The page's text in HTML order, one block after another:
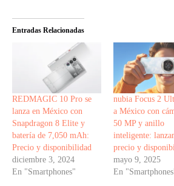
Entradas Relacionadas
REDMAGIC 10 Pro se
lanza en México con
Snapdragon 8 Elite y
batería de 7,050 mAh:
Precio y disponibilidad
diciembre 3, 2024
En "Smartphones"
nubia Focus 2
a México con
50 MP y anillo
inteligente:
precio y
mayo 9, 2025
En